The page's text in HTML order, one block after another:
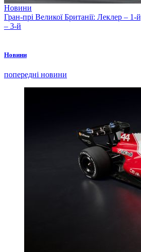
Новини
Гран-прі Великої Британії: Леклер – 1-
– 3-й
Новини
попередні новини